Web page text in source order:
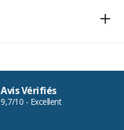
Avis Vérifiés
9,7/10 - Excellent